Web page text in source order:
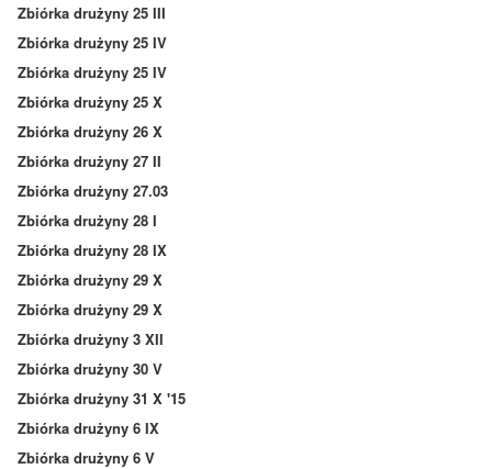
Zbiórka drużyny 25 III
Zbiórka drużyny 25 IV
Zbiórka drużyny 25 IV
Zbiórka drużyny 25 X
Zbiórka drużyny 26 X
Zbiórka drużyny 27 II
Zbiórka drużyny 27.03
Zbiórka drużyny 28 I
Zbiórka drużyny 28 IX
Zbiórka drużyny 29 X
Zbiórka drużyny 29 X
Zbiórka drużyny 3 XII
Zbiórka drużyny 30 V
Zbiórka drużyny 31 X '15
Zbiórka drużyny 6 IX
Zbiórka drużyny 6 V